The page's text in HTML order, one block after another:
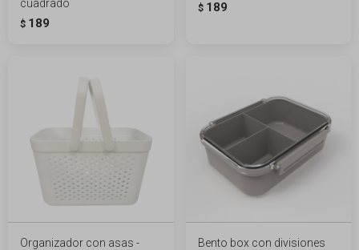
cuadrado
$ 189
$ 189
Organizador con asas -
Bento box con divisiones